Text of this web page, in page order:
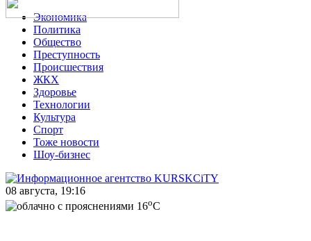
Экономика
Политика
Общество
Преступность
Происшествия
ЖКХ
Здоровье
Технологии
Культура
Спорт
Тоже новости
Шоу-бизнес
08 августа, 19:16
16oC